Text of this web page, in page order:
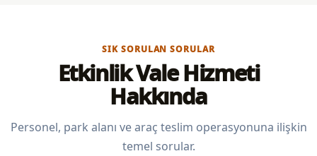
SIK SORULAN SORULAR
Etkinlik Vale Hizmeti
Hakkında
Personel, park alanı ve araç teslim operasyonuna ilişkin
temel sorular.